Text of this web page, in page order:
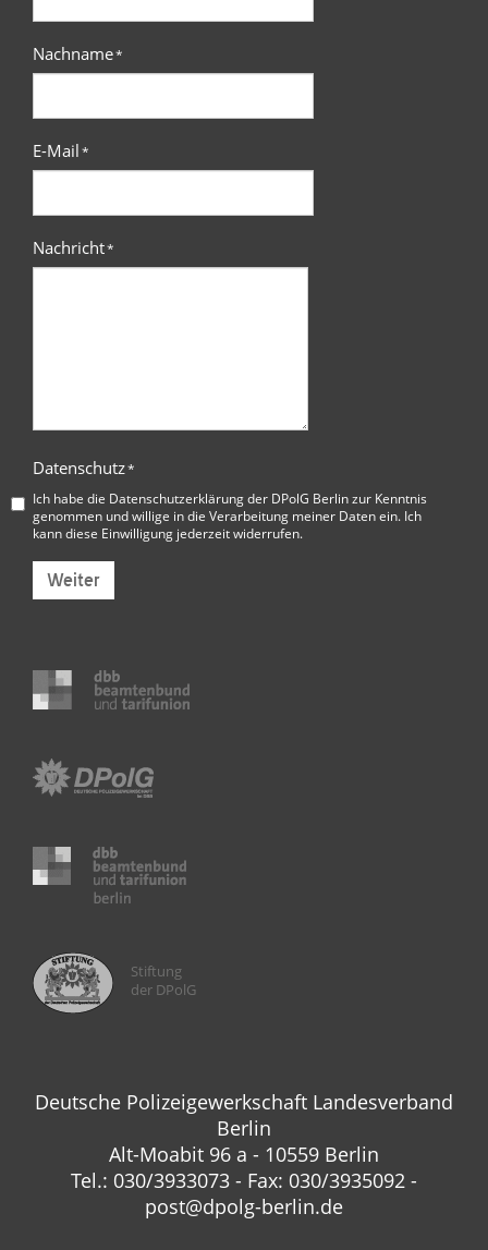
Nachname*
E-Mail*
Nachricht*
Datenschutz*
Ich habe die Datenschutzerklärung der DPolG Berlinzur Kenntnis
genommen und willige in die Verarbeitung meiner Daten ein. Ich
kann diese Einwilligung jederzeit widerrufen.
Weiter
Stiftung
der DPolG
Deutsche Polizeigewerkschaft Landesverband
Berlin
Alt-Moabit 96 a - 10559 Berlin
Tel.: 030/3933073 - Fax: 030/3935092 -
post@dpolg-berlin.de